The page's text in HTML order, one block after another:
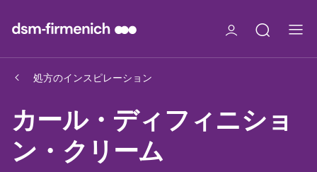
処方のインスピレーション
カール・ディフィニショ
ン・クリーム